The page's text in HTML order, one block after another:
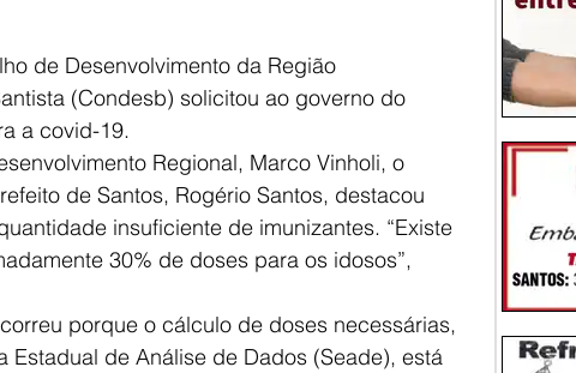
de Desenvolvimento da Região
(Condesb) solicitou ao governo do
a covid-19.
Regional, Marco Vinholi, o
de Santos, Rogério Santos, destacou
insuficiente de imunizantes. “Existe
30% de doses para os idosos”,
porque o cálculo de doses necessárias,
Estadual de Análise de Dados (Seade), está